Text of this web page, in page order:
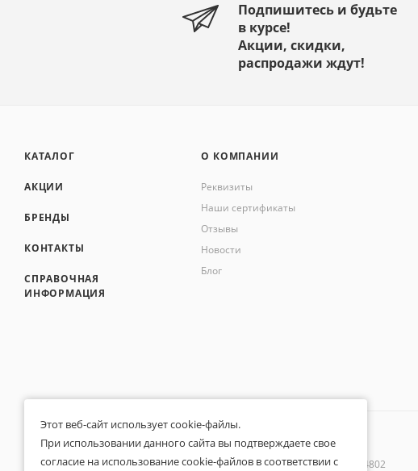
Подпишитесь и будьте
в курсе!
Акции, скидки,
распродажи ждут!
КАТАЛОГ
АКЦИИ
БРЕНДЫ
КОНТАКТЫ
СПРАВОЧНАЯ
ИНФОРМАЦИЯ
О КОМПАНИИ
Реквизиты
Наши сертификаты
Отзывы
Новости
Блог
Общество с ограниченной ответственностью «Белапекс», ИНН 9724 044802
Этот веб-сайт использует cookie-файлы.
При использовании данного сайта вы подтверждаете свое
согласие на использование cookie-файлов в соответствии с